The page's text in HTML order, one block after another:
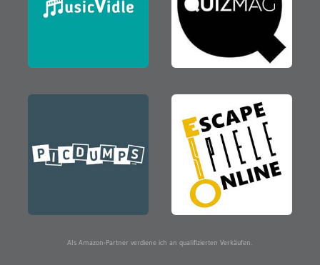
Als Amazon-Partner verdiene ich an qualifizierten Verkäufen.